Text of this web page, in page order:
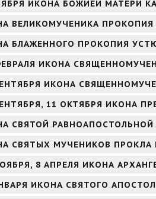
ИКОНА БОЖИЕЙ МАТЕРИ
ВЕЛИКОМУЧЕНИКА ПРОКОПИЯ
БЛАЖЕННОГО ПРОКОПИЯ
ИКОНА
ИКОНА
11 ОКТЯБРЯ ИКОНА
СВЯТОЙ
СВЯТЫХ МУЧЕНИКОВ ПРОКЛА
8 АПРЕЛЯ ИКОНА
ИКОНА СВЯТОГО